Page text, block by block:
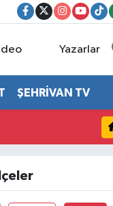
Yazarlar
ŞEHRİVAN TV